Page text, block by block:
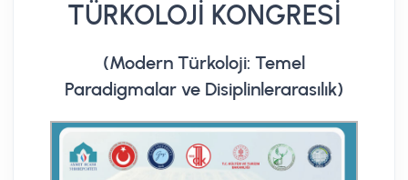
TÜRKOLOJİ KONGRESİ
(Modern Türkoloji: Temel
Paradigmalar ve Disiplinlerarasılık)